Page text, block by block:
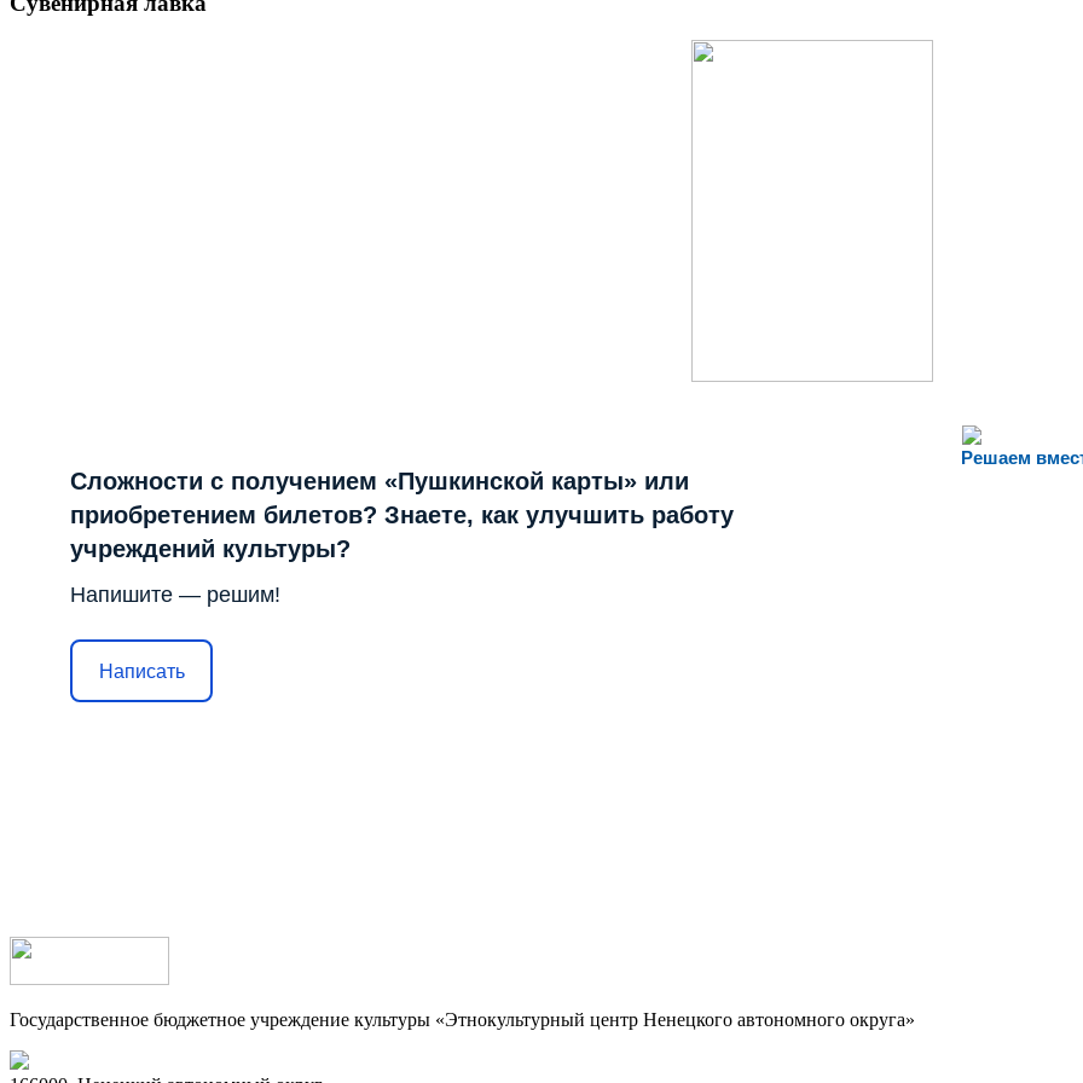
Решаем
Сложности с получением «Пушкинской карты» или
приобретением билетов? Знаете, как улучшить работу
учреждений культуры?
Напишите — решим!
Написать
Государственное бюджетное учреждение культуры «Этнокультурный центр Ненецкого автономного округа»